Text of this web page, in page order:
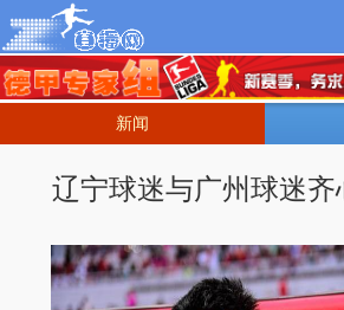
新闻
辽宁球迷与广州球迷齐